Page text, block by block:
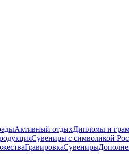
Активный отдыхДипломы и
Сувениры с символикой
ГравировкаСувениры